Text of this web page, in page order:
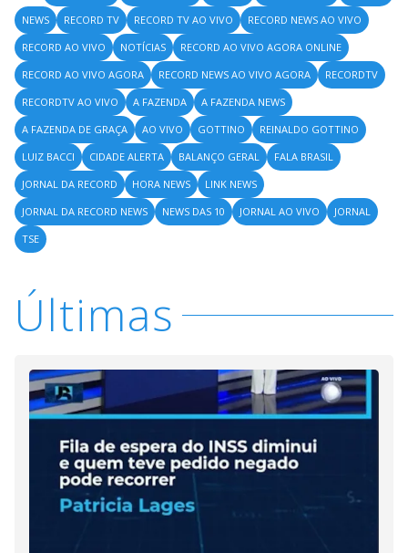
NEWS
RECORD TV RECORD TV AO VIVO
RECORD NEWS AO VIVO
RECORD AO VIVO
NOTÍCIAS
RECORD AO VIVO AGORA ONLINE
RECORD AO VIVO AGORA
RECORD NEWS AO VIVO AGORA
RECORDTV
RECORDTV AO VIVO
A FAZENDA
A FAZENDA NEWS
A FAZENDA DE GRAÇA
AO VIVO GOTTINO
REINALDO GOTTINO
LUIZ BACCI
CIDADE ALERTA BALANÇO GERAL
FALA BRASIL
JORNAL DA RECORD
HORA NEWS
LINK NEWS
JORNAL DA RECORD NEWS
NEWS DAS 10 JORNAL AO VIVO
JORNAL
TSE
Últimas